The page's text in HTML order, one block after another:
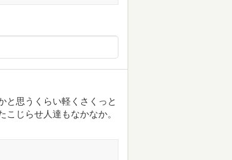
と思うくらい軽くさくっと
じらせ人達もなかなか。